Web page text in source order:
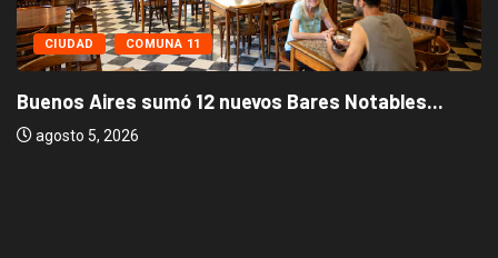
CIUDAD COMUNA 11
Buenos Aires sumó 12 nuevos Bares Notables...
agosto 5, 2026